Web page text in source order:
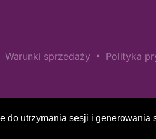
do utrzymania sesji i generowania
Warunki sprzedaży • Polityka